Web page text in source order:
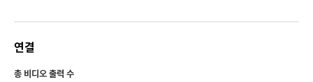
연결
총 비디오 출력 수